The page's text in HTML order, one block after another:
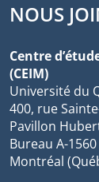
NOUS
Centre
(CEIM)
Université du
400, rue
Pavillon
Bureau A-1560
Montréal